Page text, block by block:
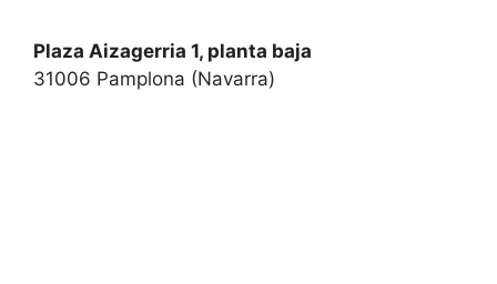
Plaza Aizagerria 1, planta baja
31006 Pamplona (Navarra)